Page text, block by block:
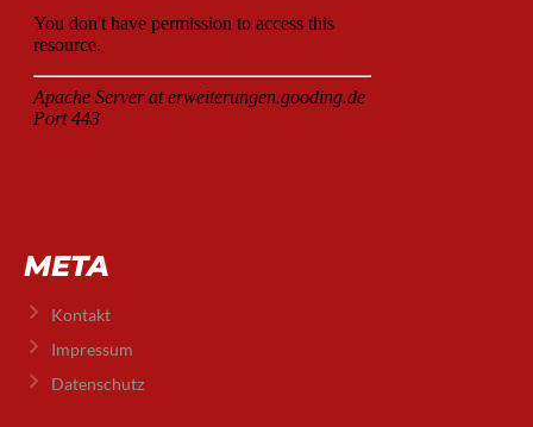
META
Kontakt
Impressum
Datenschutz